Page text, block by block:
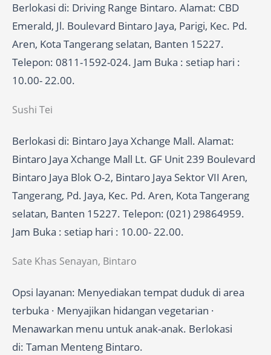
Berlokasi di: Driving Range Bintaro. Alamat: CBD
Emerald, Jl. Boulevard Bintaro Jaya, Parigi, Kec. Pd.
Aren, Kota Tangerang selatan, Banten 15227.
Telepon: 0811-1592-024. Jam Buka : setiap hari :
10.00- 22.00.
Sushi Tei
Berlokasi di: Bintaro Jaya Xchange Mall. Alamat:
Bintaro Jaya Xchange Mall Lt. GF Unit 239 Boulevard
Bintaro Jaya Blok O-2, Bintaro Jaya Sektor VII Aren,
Tangerang, Pd. Jaya, Kec. Pd. Aren, Kota Tangerang
selatan, Banten 15227. Telepon: (021) 29864959.
Jam Buka : setiap hari : 10.00- 22.00.
Sate Khas Senayan, Bintaro
Opsi layanan: Menyediakan tempat duduk di area
terbuka · Menyajikan hidangan vegetarian ·
Menawarkan menu untuk anak-anak. Berlokasi
di: Taman Menteng Bintaro.